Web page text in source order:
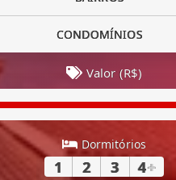
CONDOMÍNIOS
Valor (R$)
Dormitórios
1 2 3 4+